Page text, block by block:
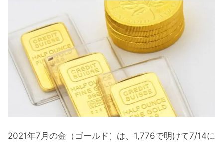
2021年7月の金（ゴールド）は、1,776で明けて7/14に